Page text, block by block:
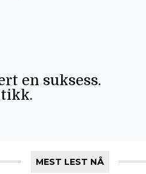
en suksess.
MEST LEST NÅ